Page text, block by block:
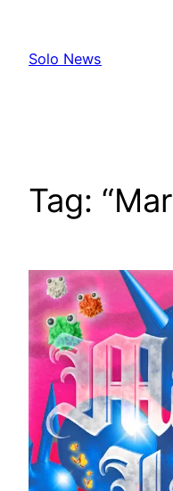
content
Solo News
Tag: